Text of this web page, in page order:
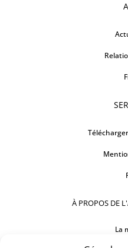
À PROPOS DE
La